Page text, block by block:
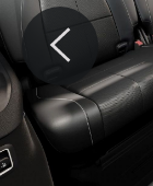
Kontakt
© Motocaina.pl All